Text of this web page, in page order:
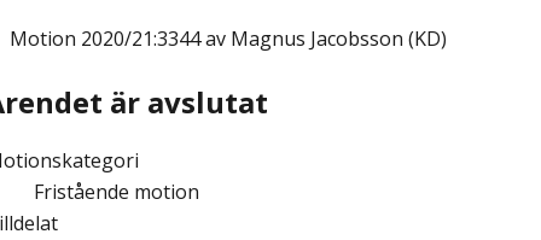
Motion 2020/21:3344 av Magnus Jacobsson (KD)
är avslutat
Fristående motion